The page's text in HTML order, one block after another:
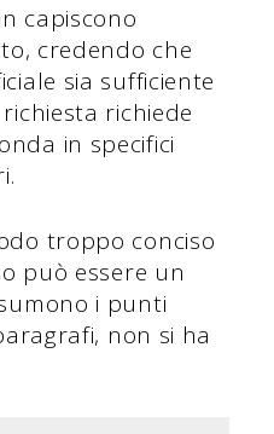
capiscono
credendo che
sia sufficiente
richiede
in specifici
troppo conciso
può essere un
i punti
non si ha